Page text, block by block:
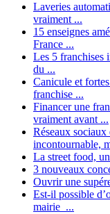
Laveries
vraiment ...
15 enseignes
France ...
Les 5 franchises
du ...
Canicule et
franchise ...
Financer une
vraiment avant ...
Réseaux
incontournable,
La street food,
3 nouveaux
Ouvrir une
Est-il possible
mairie ...